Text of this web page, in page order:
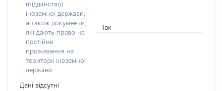
(підданство)
іноземної держави,
а також документи,
які дають право на
постійне
проживання на
території іноземної
держави
Так
Дані відсутні